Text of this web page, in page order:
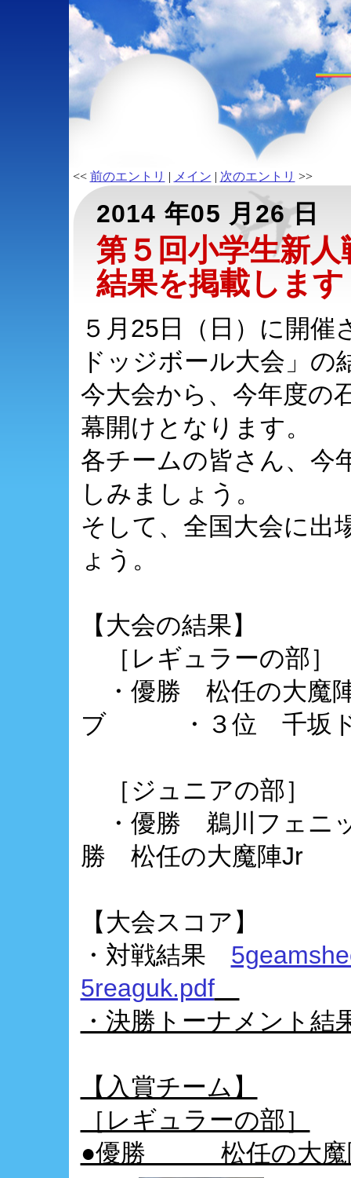
<< 前のエントリ | メイン | 次のエントリ >>
2014 年05 月26 日
第５回小学生新
結果を掲載します
５月25日（日）に開催
ドッジボール大会」
今大会から、今年度の
幕開けとなります。
各チームの皆さん、今
しみましょう。
そして、全国大会に出
ょう。
【大会の結果】
［レギュラーの部］
・優勝 松任の大
ブ ・３位 千坂ド
［ジュニアの部］
・優勝 鵜川フェニ
勝 松任の大魔陣Jr
【大会スコア】
・対戦結果
5reaguk.pdf
・決勝トーナメント結
【入賞チーム】
［レギュラーの部］
●優勝 松任の大魔